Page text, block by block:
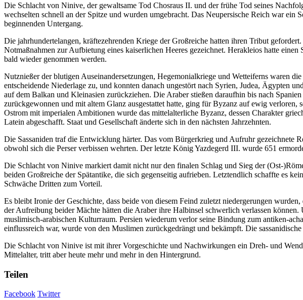
Die Schlacht von Ninive, der gewaltsame Tod Chosraus II. und der frühe Tod seines
wechselten schnell an der Spitze und wurden umgebracht. Das Neupersische Reich war ein
beginnenden Untergang.
Die jahrhundertelangen, kräftezehrenden Kriege der Großreiche hatten ihren Tribut
Notmaßnahmen zur Aufbietung eines kaiserlichen Heeres gezeichnet. Herakleios hatte
bald wieder genommen werden.
Nutznießer der blutigen Auseinandersetzungen, Hegemonialkriege und Wetteiferns waren
entscheidende Niederlage zu, und konnten danach ungestört nach Syrien, Judea, Ägypten
auf dem Balkan und Kleinasien zurückziehen. Die Araber stießen daraufhin bis nach
zurückgewonnen und mit altem Glanz ausgestattet hatte, ging für Byzanz auf ewig
Ostrom mit imperialen Ambitionen wurde das mittelalterliche Byzanz, dessen Charakter
Latein abgeschafft. Staat und Gesellschaft änderte sich in den nächsten Jahrzehnten.
Die Sassaniden traf die Entwicklung härter. Das vom Bürgerkrieg und Aufruhr gezeichnete
obwohl sich die Perser verbissen wehrten. Der letzte König Yazdegerd III. wurde 651
Die Schlacht von Ninive markiert damit nicht nur den finalen Schlag und Sieg der (Ost-
beiden Großreiche der Spätantike, die sich gegenseitig aufrieben. Letztendlich schaffte es
Schwäche Dritten zum Vorteil.
Es bleibt Ironie der Geschichte, dass beide von diesem Feind zuletzt niedergerungen
der Aufreibung beider Mächte hätten die Araber ihre Halbinsel schwerlich verlassen
muslimisch-arabischen Kulturraum. Persien wiederum verlor seine Bindung zum antiken-
einflussreich war, wurde von den Muslimen zurückgedrängt und bekämpft. Die
Die Schlacht von Ninive ist mit ihrer Vorgeschichte und Nachwirkungen ein Dreh- und
Mittelalter, tritt aber heute mehr und mehr in den Hintergrund.
Teilen
Facebook Twitter
Website.
Marketing
Indem Sie uns Ihre
Interessen und Ihr
Besuch unserer
Website mitteilen,
erhöhen Sie die
Wahrscheinlichkeit,
personalisierte
Inhalte und